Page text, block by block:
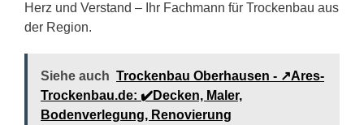
Herz und Verstand – Ihr Fachmann für Trockenbau aus
der Region.
Siehe auch Trockenbau Oberhausen - ↗️Ares-
Trockenbau.de: ✔️Decken, Maler,
Bodenverlegung, Renovierung